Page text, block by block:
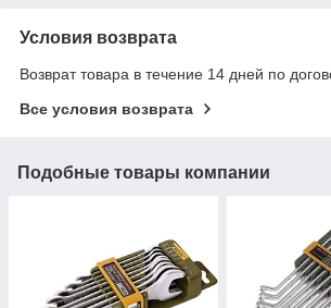
Условия возврата
Возврат товара в течение 14 дней по
Все условия возврата
Подобные товары компании